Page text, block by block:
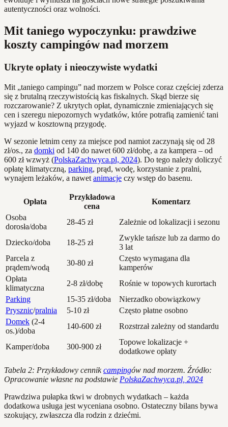
autentyczności oraz wolności.
Mit taniego wypoczynku: prawdziwe
koszty campingów nad morzem
Ukryte opłaty i nieoczywiste wydatki
Mit „taniego campingu” nad morzem w Polsce coraz częściej zderza
się z brutalną rzeczywistością kas fiskalnych. Skąd bierze się
rozczarowanie? Z ukrytych opłat, dynamicznie zmieniających się
cen i szeregu niepozornych wydatków, które potrafią zamienić tani
wyjazd w kosztowną przygodę.
W sezonie letnim ceny za miejsce pod namiot zaczynają się od 28
zł/os., za domki od 140 do nawet 600 zł/dobę, a za kampera – od
600 zł wzwyż (PolskaZachwyca.pl, 2024). Do tego należy doliczyć
opłatę klimatyczną, parking, prąd, wodę, korzystanie z pralni,
wynajem leżaków, a nawet animacje czy wstęp do basenu.
Opłata
Przykładowa
cena
Komentarz
Osoba
dorosła/doba
28-45 zł Zależnie od lokalizacji i sezonu
Dziecko/doba 18-25 zł
Zwykle tańsze lub za darmo do
3 lat
Parcela z
prądem/wodą
30-80 zł
Często wymagana dla
kamperów
Opłata
klimatyczna
2-8 zł/dobę
Rośnie w topowych kurortach
Parking
15-35 zł/doba
Nierzadko obowiązkowy
Prysznic/pralnia 5-10 zł
Często płatne osobno
Domek (2-4
os.)/doba
140-600 zł Rozstrzał zależny od standardu
Kamper/doba 300-900 zł
Topowe lokalizacje +
dodatkowe opłaty
Tabela 2: Przykładowy cennikcampingów nad morzem. Źródło:
Opracowanie własne na podstawie PolskaZachwyca.pl, 2024
Prawdziwa pułapka tkwi w drobnych wydatkach – każda
dodatkowa usługa jest wyceniana osobno. Ostateczny bilans bywa
szokujący, zwłaszcza dla rodzin z dziećmi.